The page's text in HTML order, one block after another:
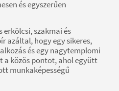
és egyszerűen
erkölcsi, szakmai és
azáltal, hogy egy sikeres,
és egy nagytemplomi
a közös pontot, ahol együtt
munkaképességű